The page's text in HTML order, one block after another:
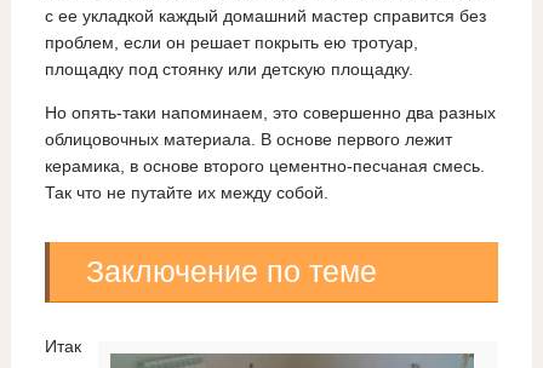
с ее укладкой каждый домашний мастер справится без
проблем, если он решает покрыть ею тротуар,
площадку под стоянку или детскую площадку.
Но опять-таки напоминаем, это совершенно два разных
облицовочных материала. В основе первого лежит
керамика, в основе второго цементно-песчаная смесь.
Так что не путайте их между собой.
Заключение по теме
Итак